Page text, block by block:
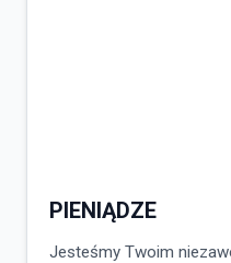
PIENIĄDZE
Jesteśmy Twoim